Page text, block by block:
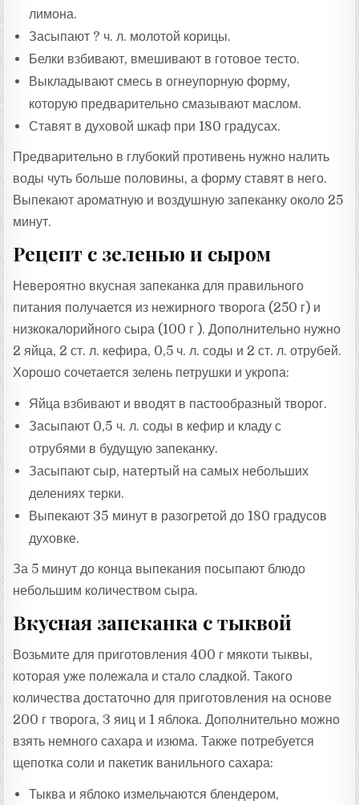
лимона.
Засыпают ? ч. л. молотой корицы.
Белки взбивают, вмешивают в готовое тесто.
Выкладывают смесь в огнеупорную форму,
которую предварительно смазывают маслом.
Ставят в духовой шкаф при 180 градусах.
Предварительно в глубокий противень нужно налить
воды чуть больше половины, а форму ставят в него.
Выпекают ароматную и воздушную запеканку около 25
минут.
Рецепт с зеленью и сыром
Невероятно вкусная запеканка для правильного
питания получается из нежирного творога (250 г) и
низкокалорийного сыра (100 г ). Дополнительно нужно
2 яйца, 2 ст. л. кефира, 0,5 ч. л. соды и 2 ст. л. отрубей.
Хорошо сочетается зелень петрушки и укропа:
Яйца взбивают и вводят в пастообразный творог.
Засыпают 0,5 ч. л. соды в кефир и кладу с
отрубями в будущую запеканку.
Засыпают сыр, натертый на самых небольших
делениях терки.
Выпекают 35 минут в разогретой до 180 градусов
духовке.
За 5 минут до конца выпекания посыпают блюдо
небольшим количеством сыра.
Вкусная запеканка с тыквой
Возьмите для приготовления 400 г мякоти тыквы,
которая уже полежала и стало сладкой. Такого
количества достаточно для приготовления на основе
200 г творога, 3 яиц и 1 яблока. Дополнительно можно
взять немного сахара и изюма. Также потребуется
щепотка соли и пакетик ванильного сахара:
Тыква и яблоко измельчаются блендером,